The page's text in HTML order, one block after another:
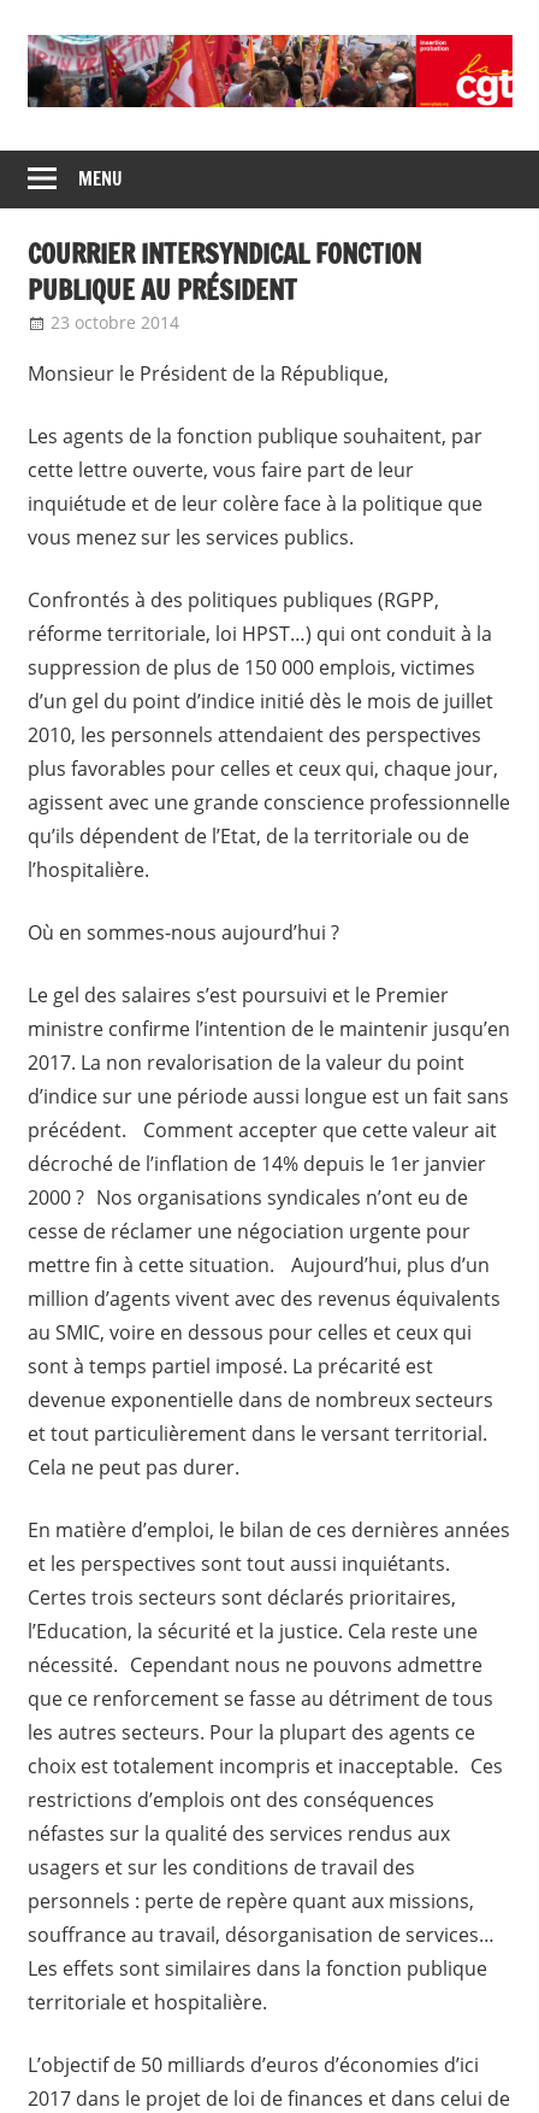
content
CGT
insertion
probation
de
syndicats
CGT
insertion
probation
MENU
COURRIER INTERSYNDICAL FONCTION
PUBLIQUE AU PRÉSIDENT
23 octobre 2014
Monsieur le Président de la République,
Les agents de la fonction publique souhaitent, par
cette lettre ouverte, vous faire part de leur
inquiétude et de leur colère face à la politique que
vous menez sur les services publics.
Confrontés à des politiques publiques (RGPP,
réforme territoriale, loi HPST…) qui ont conduit à la
suppression de plus de 150 000 emplois, victimes
d’un gel du point d’indice initié dès le mois de juillet
2010, les personnels attendaient des perspectives
plus favorables pour celles et ceux qui, chaque jour,
agissent avec une grande conscience professionnelle
qu’ils dépendent de l’Etat, de la territoriale ou de
l’hospitalière.
Où en sommes-nous aujourd’hui ?
Le gel des salaires s’est poursuivi et le Premier
ministre confirme l’intention de le maintenir jusqu’en
2017. La non revalorisation de la valeur du point
d’indice sur une période aussi longue est un fait sans
précédent. Comment accepter que cette valeur ait
décroché de l’inflation de 14% depuis le 1er janvier
2000 ? Nos organisations syndicales n’ont eu de
cesse de réclamer une négociation urgente pour
mettre fin à cette situation. Aujourd’hui, plus d’un
million d’agents vivent avec des revenus équivalents
au SMIC, voire en dessous pour celles et ceux qui
sont à temps partiel imposé. La précarité est
devenue exponentielle dans de nombreux secteurs
et tout particulièrement dans le versant territorial.
Cela ne peut pas durer.
En matière d’emploi, le bilan de ces dernières années
et les perspectives sont tout aussi inquiétants.
Certes trois secteurs sont déclarés prioritaires,
l’Education, la sécurité et la justice. Cela reste une
nécessité. Cependant nous ne pouvons admettre
que ce renforcement se fasse au détriment de tous
les autres secteurs. Pour la plupart des agents ce
choix est totalement incompris et inacceptable. Ces
restrictions d’emplois ont des conséquences
néfastes sur la qualité des services rendus aux
usagers et sur les conditions de travail des
personnels : perte de repère quant aux missions,
souffrance au travail, désorganisation de services…
Les effets sont similaires dans la fonction publique
territoriale et hospitalière.
L’objectif de 50 milliards d’euros d’économies d’ici
2017 dans le projet de loi de finances et dans celui de